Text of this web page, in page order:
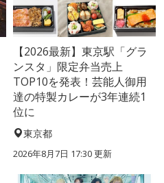
【2026最新】東京駅「グラ
ンスタ」限定弁当売上
TOP10を発表！芸能人御用
達の特製カレーが3年連続1
位に
東京都
2026年8月7日 17:30更新